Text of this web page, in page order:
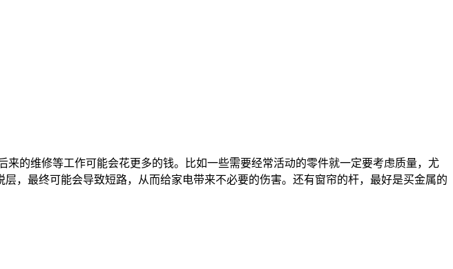
的维修等工作可能会花更多的钱。比如一些需要经常活动的零件就一定要考虑质量，尤
，最终可能会导致短路，从而给家电带来不必要的伤害。还有窗帘的杆，最好是买金属的